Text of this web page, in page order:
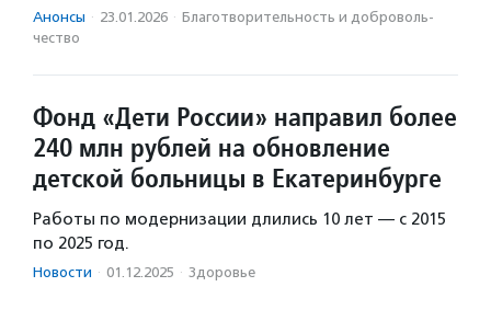
Анонсы · 23.01.2026 · Благотвори­тель­ность и доброволь­
чест­во
Фонд «Дети России» направил более
240 млн рублей на обновление
детской больницы в Екатеринбурге
Работы по модернизации длились 10 лет — с 2015
по 2025 год.
Новости · 01.12.2025 · Здоровье